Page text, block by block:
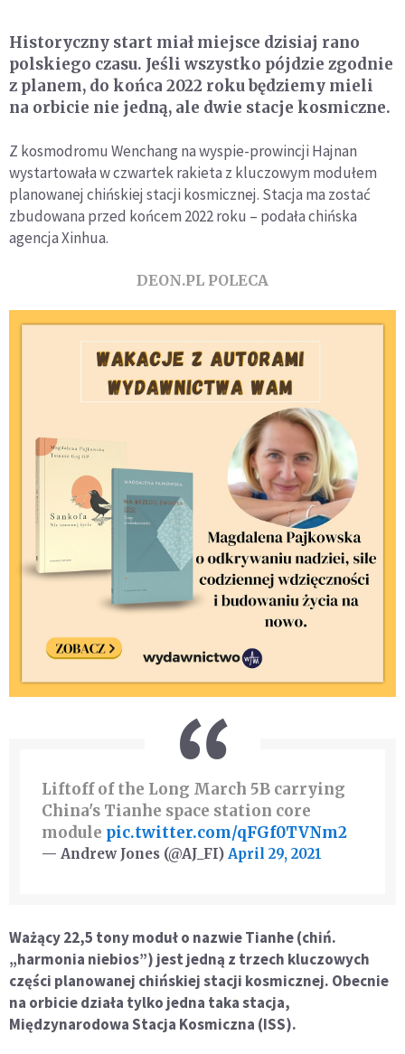
Historyczny start miał miejsce dzisiaj rano
polskiego czasu. Jeśli wszystko pójdzie zgodnie
z planem, do końca 2022 roku będziemy mieli
na orbicie nie jedną, ale dwie stacje kosmiczne.
Z kosmodromu Wenchang na wyspie-prowincji Hajnan
wystartowała w czwartek rakieta z kluczowym modułem
planowanej chińskiej stacji kosmicznej. Stacja ma zostać
zbudowana przed końcem 2022 roku – podała chińska
agencja Xinhua.
DEON.PL POLECA
Liftoff of the Long March 5B carrying
China's Tianhe space station core
module pic.twitter.com/qFGf0TVNm2
— Andrew Jones (@AJ_FI) April 29, 2021
Ważący 22,5 tony moduł o nazwie Tianhe (chiń.
„harmonia niebios”) jest jedną z trzech kluczowych
części planowanej chińskiej stacji kosmicznej. Obecnie
na orbicie działa tylko jedna taka stacja,
Międzynarodowa Stacja Kosmiczna (ISS).